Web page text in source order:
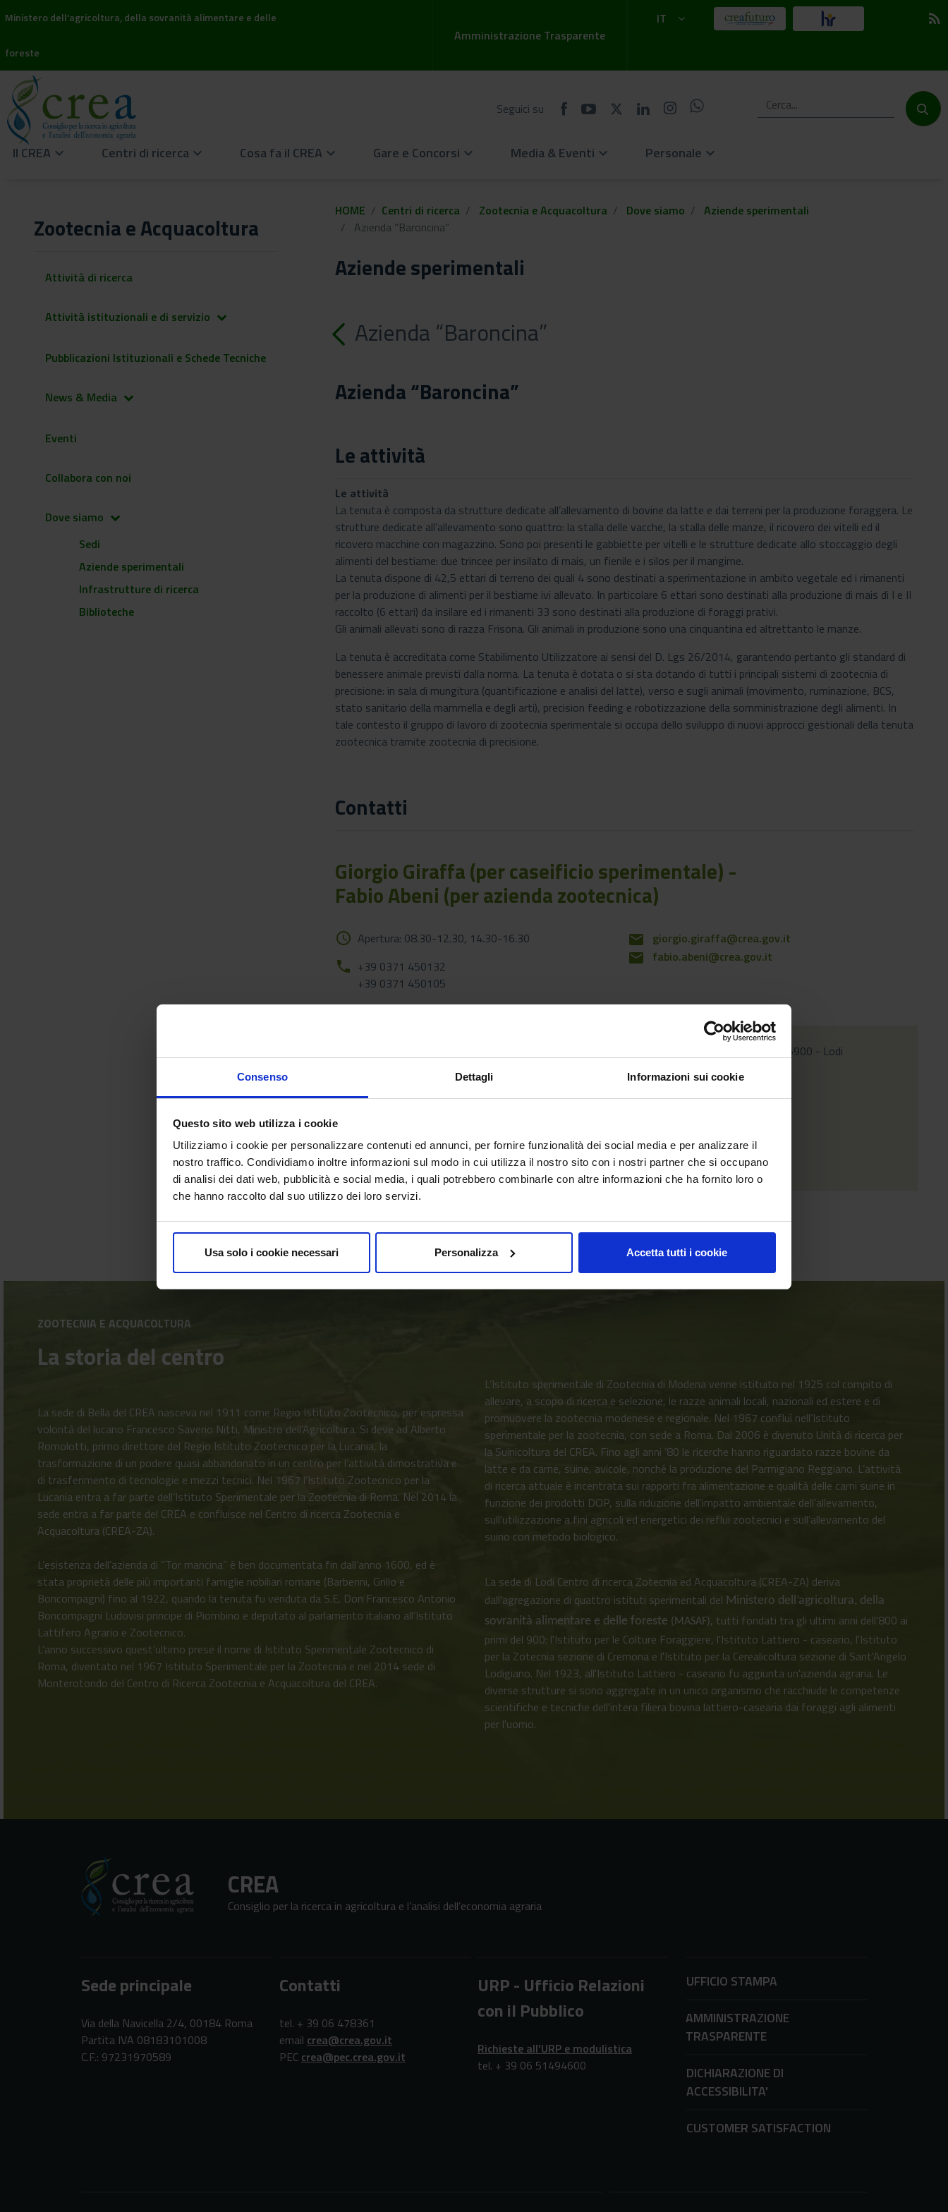
Consenso Dettagli Informazioni sui cookie
Questo sito web utilizza i cookie
Utilizziamo i cookie per personalizzare contenuti ed annunci, per fornire funzionalità dei social media e per analizzare il
nostro traffico. Condividiamo inoltre informazioni sul modo in cui utilizza il nostro sito con i nostri partner che si occupano
di analisi dei dati web, pubblicità e social media, i quali potrebbero combinarle con altre informazioni che ha fornito loro o
che hanno raccolto dal suo utilizzo dei loro servizi.
Usa solo i cookie necessari Personalizza Accetta tutti i cookie
Ministero dell'agricoltura, della sovranità alimentare e delle
foreste
Amministrazione Trasparente
IT rss_feed
Seguici su
Il CREA keyboard_arrow_down Centri di ricerca keyboard_arrow_down Cosa fa il CREA keyboard_arrow_down Gare e Concorsi keyboard_arrow_down Media & Eventi keyboard_arrow_down Personale keyboard_arrow_down
Zootecnia e Acquacoltura
Attività di ricerca
Attività istituzionali e di servizio keyboard_arrow_down
Pubblicazioni Istituzionali e Schede Tecniche
News & Media keyboard_arrow_down
Eventi
Collabora con noi
Dove siamo keyboard_arrow_down
Sedi
Aziende sperimentali
Infrastrutture di ricerca
Biblioteche
HOME Centri di ricerca Zootecnia e Acquacoltura Dove siamo
Aziende sperimentali
Azienda “Baroncina”
Aziende sperimentali
Azienda “Baroncina”
Azienda “Baroncina”
Le attività
Le attività
La tenuta è composta da strutture dedicate all’allevamento di bovine da latte e dai terreni per la produzione foraggera. Le
strutture dedicate all’allevamento sono quattro: la stalla delle vacche, la stalla delle manze, il ricovero dei vitelli ed il
ricovero macchine con magazzino. Sono poi presenti le gabbiette per vitelli e le strutture dedicate allo stoccaggio degli
alimenti del bestiame: due trincee per insilato di mais, un fienile e i silos per il mangime.
La tenuta dispone di 42,5 ettari di terreno dei quali 4 sono destinati a sperimentazione in ambito vegetale ed i rimanenti
per la produzione di alimenti per il bestiame ivi allevato. In particolare 6 ettari sono destinati alla produzione di mais di I e II
raccolto (6 ettari) da insilare ed i rimanenti 33 sono destinati alla produzione di foraggi prativi.
Gli animali allevati sono di razza Frisona. Gli animali in produzione sono una cinquantina ed altrettanto le manze.
La tenuta è accreditata come Stabilimento Utilizzatore ai sensi del D. Lgs 26/2014, garantendo pertanto gli standard di
benessere animale previsti dalla norma. La tenuta è dotata o si sta dotando di tutti i principali sistemi di zootecnia di
precisione: in sala di mungitura (quantificazione e analisi del latte), verso e sugli animali (movimento, ruminazione, BCS,
stato sanitario della mammella e degli arti), precision feeding e robotizzazione della somministrazione degli alimenti. In
tale contesto il gruppo di lavoro di zootecnia sperimentale si occupa dello sviluppo di nuovi approcci gestionali della tenuta
zootecnica tramite zootecnia di precisione.
Contatti
Giorgio Giraffa (per caseificio sperimentale) -
Fabio Abeni (per azienda zootecnica)
query_builder Apertura: 08.30-12.30, 14.30-16.30
phone +39 0371 450132
+39 0371 450105
mail giorgio.giraffa@crea.gov.it
mail fabio.abeni@crea.gov.it
Via della Baroncina 26900 - Lodi
ZOOTECNIA E ACQUACOLTURA
La storia del centro
La sede di Bella del CREA nasceva nel 1911 come Regio Istituto Zootecnico, per espressa
volontà del lucano Francesco Saverio Nitti, Ministro dell’Agricoltura. Si deve ad Alberto
Romolotti, primo direttore del Regio Istituto Zootecnico per la Lucania, la
trasformazione di un podere quasi abbandonato in un centro per l’attività dimostrativa e
di trasferimento di tecnologie e mezzi tecnici. Nel 1967 l’Istituto Zootecnico per la
Lucania entra a far parte dell’Istituto Sperimentale per la Zootecnia di Roma. Nel 2014 la
sede entra a far parte del CREA e confluisce nel Centro di ricerca Zootecnia e
Acquacoltura (CREA-ZA).
L’esistenza dell’azienda di “Tor mancina” è ben documentata fin dall’anno 1600, ed è
stata proprietà delle più importanti famiglie nobiliari romane (Barberini, Grillo e
Boncompagni) fino al 1922, quando la tenuta fu venduta da S.E. Don Francesco Antonio
Boncompagni Ludovisi principe di Piombino e deputato al parlamento italiano all’Istituto
Lattifero Agrario e Zootecnico.
L’anno successivo quest’ultimo prese il nome di Istituto Sperimentale Zootecnico di
Roma, diventato nel 1967 Istituto Sperimentale per la Zootecnia e nel 2014 sede di
Monterotondo del Centro di Ricerca Zootecnia e Acquacoltura del CREA.
L’Istituto sperimentale di Zootecnia di Modena venne istituito nel 1925 col compito di
allevare, a scopo di ricerca e selezione, le razze animali locali, nazionali ed estere e di
promuovere la zootecnia modenese e regionale. Nel 1967 confluì nell’Istituto
sperimentale per la zootecnia, con sede a Roma. Dal 2006 è divenuto Unità di ricerca per
la Suinicoltura del CREA. Fino agli anni ’80 le ricerche hanno riguardato razze bovine da
latte e da carne, suine, avicole, nonché la produzione del Parmigiano Reggiano. L’attività
di ricerca attuale è incentrata sui rapporti fra alimentazione e qualità delle carni suine in
funzione dei prodotti DOP, sulla riduzione dell’impatto ambientale dell’allevamento,
sull’utilizzazione a fini agricoli ed energetici dei reflui zootecnici e sull’allevamento del
suino con metodo biologico.
La sede di Lodi Centro di ricerca Zotecnia ed Acquacoltura (CREA-ZA) deriva
dall'agregazione di quattro istituti sperimentali del Ministero dell’agricoltura, della
sovranità alimentare e delle foreste (MASAF), tutti fondati tra gli ultimi anni dell'800 ai
primi del 900: l'Istituto per le Colture Foraggiere, l'Istituto Lattiero - caseario, l'Istituto
per la Zotecnia sezione di Cremona e l'Istituto per la Cerealicoltura sezione di Sant'Angelo
Lodigiano. Nel 1923, all'Istituto Lattiero - caseario fu aggiunta un'azienda agraria. Le
diverse strutture si sono aggregate in un unico organismo che racchiude le competenze
scientifiche e tecniche dell'intera filiera bovina lattiero-casearia dai foraggi agli alimenti
per l'uomo.
CREA
Consiglio per la ricerca in agricoltura e l’analisi dell’economia agraria
Sede principale
Via della Navicella 2/4, 00184 Roma
Partita IVA 08183101008
C.F.: 97231970589
Contatti
tel. + 39 06 478361
email crea@crea.gov.it
PEC crea@pec.crea.gov.it
URP - Ufficio Relazioni
con il Pubblico
Richieste all'URP e modulistica
tel. + 39 06 51494600
UFFICIO STAMPA
AMMINISTRAZIONE
TRASPARENTE
DICHIARAZIONE DI
ACCESSIBILITA'
CUSTOMER SATISFACTION